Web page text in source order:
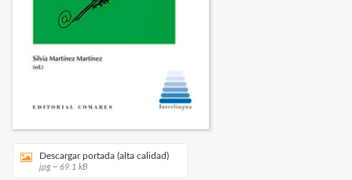
Descargar portada (alta calidad)
jpg ~ 69.1 kB